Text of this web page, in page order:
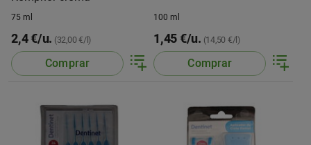
75 ml
2,4 €/u. (32,00 €/l)
Comprar
100 ml
1,45 €/u. (14,50 €/l)
Comprar